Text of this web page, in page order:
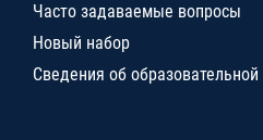
Часто задаваемые вопросы
Новый набор
Сведения об образовательной